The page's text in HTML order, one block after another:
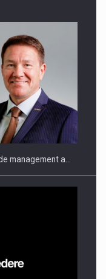
TECHNOLOGY FOR
management a…